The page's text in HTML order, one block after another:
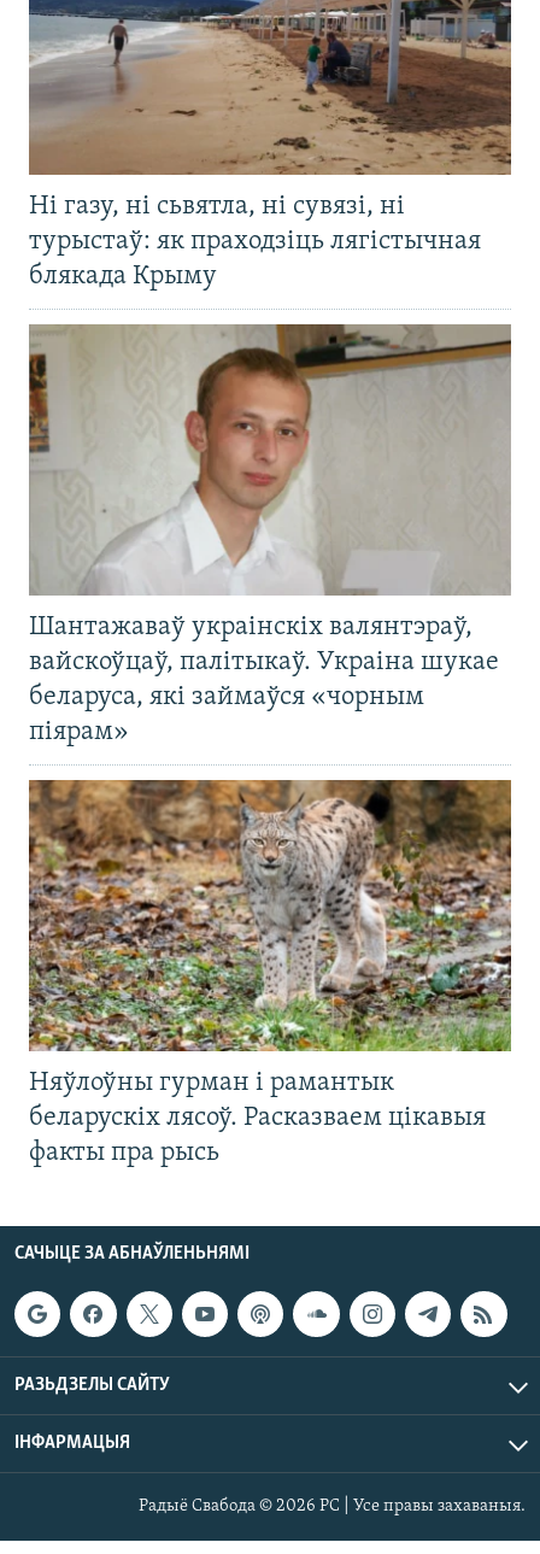
Ні газу, ні сьвятла, ні сувязі, ні
турыстаў: як праходзіць лягістычная
блякада Крыму
Шантажаваў украінскіх валянтэраў,
вайскоўцаў, палітыкаў. Украіна шукае
беларуса, які займаўся «чорным
піярам»
Няўлоўны гурман і рамантык
беларускіх лясоў. Расказваем цікавыя
факты пра рысь
САЧЫЦЕ ЗА АБНАЎЛЕНЬНЯМІ
РАЗЬДЗЕЛЫ САЙТУ
ІНФАРМАЦЫЯ
Радыё Свабода © 2026 РС | Усе правы захаваныя.